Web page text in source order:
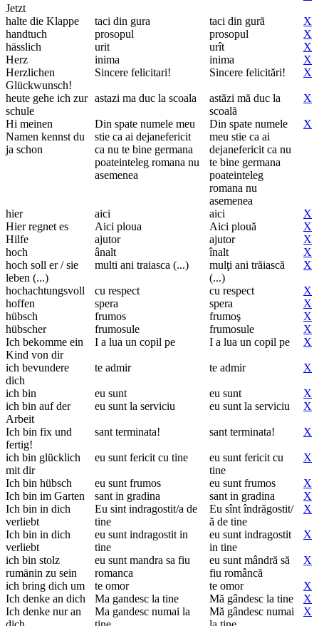
Jetzt
halte die Klappe taci din gura taci din gură
X
handtuch
prosopul prosopul
X
hässlich
urit urît
X
Herz
inima inima
X
Herzlichen
Glückwunsch!
Sincere felicitari! Sincere felicitări! X
heute gehe ich zur
schule
astazi ma duc la scoala
astăzi mă duc la
scoală
X
Hi meinen
Namen kennst du
ja schon
Din spate numele meu
stie ca ai dejanefericit
ca nu te bine germana
poateinteleg romana nu
asemenea
Din spate numele
meu stie ca ai
dejanefericit ca nu
te bine germana
poateinteleg
romana nu
asemenea
X
hier aici aici
X
Hier regnet es
Aici ploua Aici plouă
X
Hilfe
ajutor ajutor
X
hoch
ânalt înalt
X
hoch soll er / sie
leben (...)
multi ani traiasca (...)
mulţi ani trăiască
(...)
X
hochachtungsvoll cu respect cu respect
X
hoffen
spera spera
X
hübsch
frumos frumoş
X
hübscher
frumosule frumosule
X
Ich bekomme ein
Kind von dir
I a lua un copil pe I a lua un copil pe X
ich bevundere
dich
te admir te admir X
ich bin eu sunt eu sunt
X
ich bin auf der
Arbeit
eu sunt la serviciu eu sunt la serviciu X
Ich bin fix und
fertig!
sant terminata! sant terminata! X
ich bin glücklich
mit dir
eu sunt fericit cu tine
eu sunt fericit cu
tine
X
Ich bin hübsch eu sunt frumos eu sunt frumos
X
Ich bin im Garten
sant in gradina sant in gradina
X
Ich bin in dich
verliebt
Eu sint indragostit/a de
tine
Eu sînt îndrăgostit/
ă de tine
X
Ich bin in dich
verliebt
eu sunt indragostit in
tine
eu sunt indragostit
in tine
X
ich bin stolz
rumänin zu sein
eu sunt mandra sa fiu
romanca
eu sunt mândră să
fiu româncă
X
ich bring dich um te omor te omor
X
Ich denke an dich
Ma gandesc la tine Mă gândesc la tine
X
Ich denke nur an
Ma gandesc numai la
Mă gândesc numai
X